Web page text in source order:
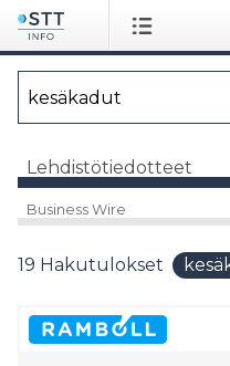
Lehdistötiedotteet
Business Wire
19 Hakutulokset